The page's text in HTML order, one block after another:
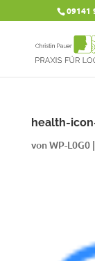
09141
health-
vonWP-L0G0|